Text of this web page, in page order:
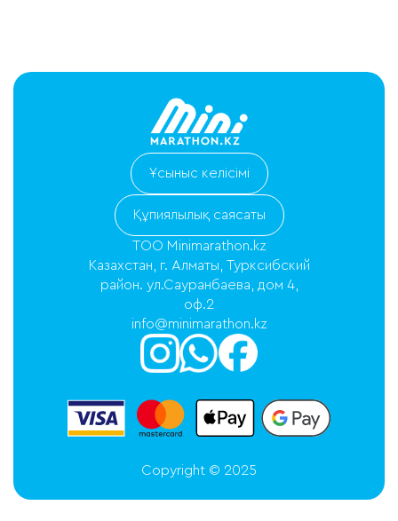
Ұсыныс келісімі
Құпиялылық саясаты
ТОО Minimarathon.kz
Казахстан, г. Алматы, Турксибский
район. ул.Сауранбаева, дом 4,
оф.2
info@minimarathon.kz
Copyright © 2025